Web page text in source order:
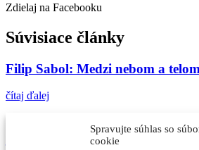
Spravujte súhlas so
cookie
Zdielaj na Facebooku
Súvisiace články
Filip Sabol: Medzi nebom a telom
čítaj ďalej
Otvorili výstavu historických
je medzi nimi aj prvý barlolámač